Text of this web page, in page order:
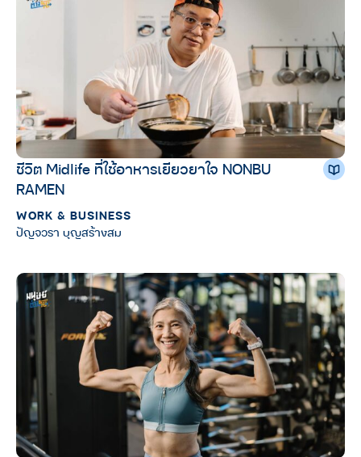
ชีวิต Midlife ที่ใช้อาหารเยียวยาใจ NONBU
RAMEN
WORK & BUSINESS
ปัญจวรา บุญสร้างสม